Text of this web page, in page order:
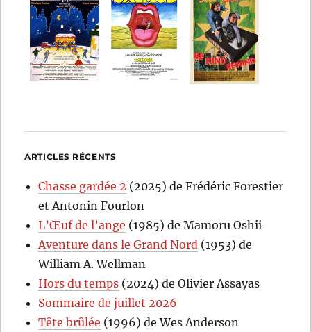
ARTICLES RÉCENTS
Chasse gardée 2 (2025) de Frédéric Forestier
et Antonin Fourlon
L’Œuf de l’ange (1985) de Mamoru Oshii
Aventure dans le Grand Nord (1953) de
William A. Wellman
Hors du temps (2024) de Olivier Assayas
Sommaire de juillet 2026
Tête brûlée (1996) de Wes Anderson